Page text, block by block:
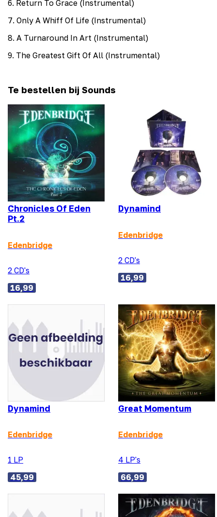
6. Return To Grace (Instrumental)
7. Only A Whiff Of Life (Instrumental)
8. A Turnaround In Art (Instrumental)
9. The Greatest Gift Of All (Instrumental)
Te bestellen bij Sounds
Chronicles Of Eden
Pt.2
Edenbridge
2 CD's
16,99
Dynamind
Edenbridge
2 CD's
16,99
Dynamind
Edenbridge
1 LP
45,99
Great Momentum
Edenbridge
4 LP's
66,99